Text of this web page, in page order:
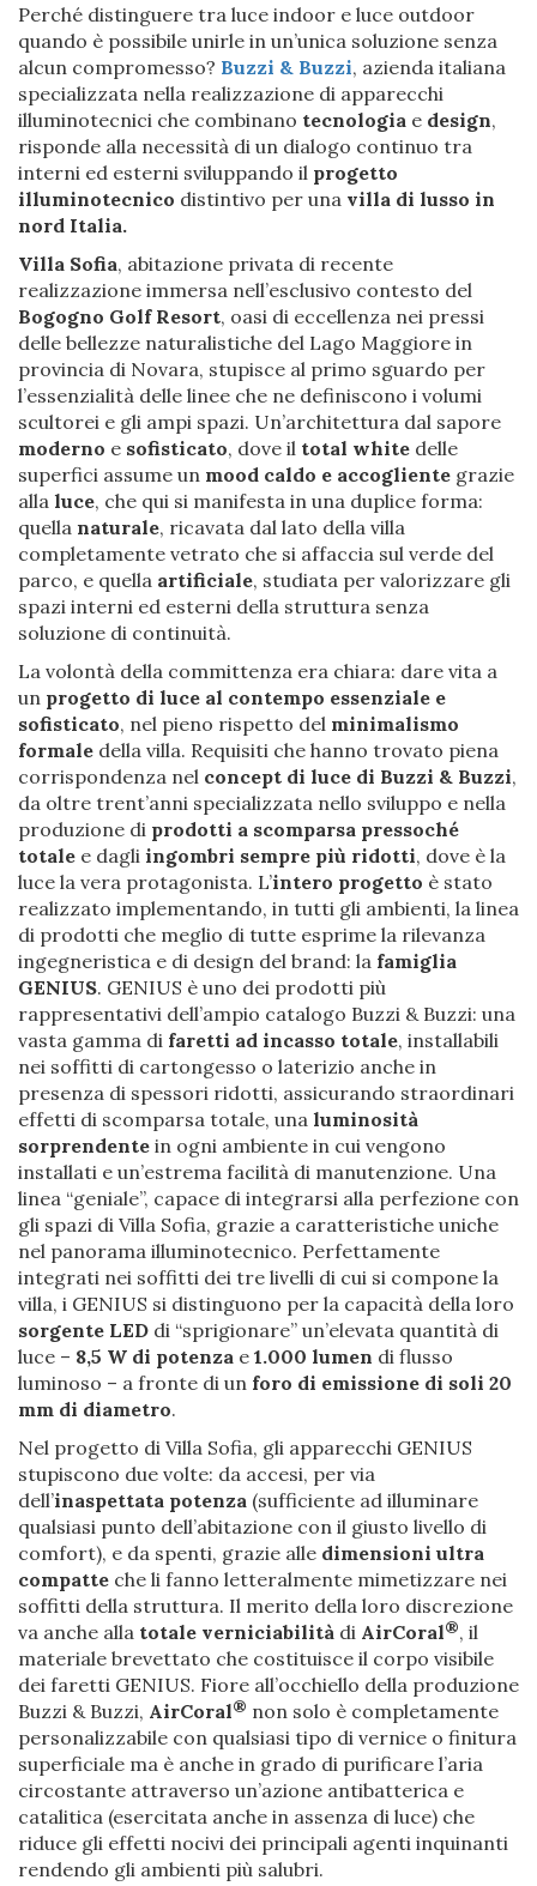
Perché distinguere tra luce indoor e luce outdoor
quando è possibile unirle in un’unica soluzione senza
alcun compromesso? Buzzi & Buzzi, azienda italiana
specializzata nella realizzazione di apparecchi
illuminotecnici che combinano tecnologia e design,
risponde alla necessità di un dialogo continuo tra
interni ed esterni sviluppando il progetto
illuminotecnico distintivo per una villa di lusso in
nord Italia.
Villa Sofia, abitazione privata di recente
realizzazione immersa nell’esclusivo contesto del
Bogogno Golf Resort, oasi di eccellenza nei pressi
delle bellezze naturalistiche del Lago Maggiore in
provincia di Novara, stupisce al primo sguardo per
l’essenzialità delle linee che ne definiscono i volumi
scultorei e gli ampi spazi. Un’architettura dal sapore
moderno e sofisticato, dove il total white delle
superfici assume un mood caldo e accogliente grazie
alla luce, che qui si manifesta in una duplice forma:
quella naturale, ricavata dal lato della villa
completamente vetrato che si affaccia sul verde del
parco, e quella artificiale, studiata per valorizzare gli
spazi interni ed esterni della struttura senza
soluzione di continuità.
La volontà della committenza era chiara: dare vita a
un progetto di luce al contempo essenziale e
sofisticato, nel pieno rispetto del minimalismo
formale della villa. Requisiti che hanno trovato piena
corrispondenza nel concept di luce di Buzzi & Buzzi,
da oltre trent’anni specializzata nello sviluppo e nella
produzione di prodotti a scomparsa pressoché
totale e dagli ingombri sempre più ridotti, dove è la
luce la vera protagonista. L’intero progetto è stato
realizzato implementando, in tutti gli ambienti, la linea
di prodotti che meglio di tutte esprime la rilevanza
ingegneristica e di design del brand: la famiglia
GENIUS. GENIUS è uno dei prodotti più
rappresentativi dell’ampio catalogo Buzzi & Buzzi: una
vasta gamma di faretti ad incasso totale, installabili
nei soffitti di cartongesso o laterizio anche in
presenza di spessori ridotti, assicurando straordinari
effetti di scomparsa totale, una luminosità
sorprendente in ogni ambiente in cui vengono
installati e un’estrema facilità di manutenzione. Una
linea “geniale”, capace di integrarsi alla perfezione con
gli spazi di Villa Sofia, grazie a caratteristiche uniche
nel panorama illuminotecnico. Perfettamente
integrati nei soffitti dei tre livelli di cui si compone la
villa, i GENIUS si distinguono per la capacità della loro
sorgente LED di “sprigionare” un’elevata quantità di
luce – 8,5 W di potenza e 1.000 lumen di flusso
luminoso – a fronte di un foro di emissione di soli 20
mm di diametro.
Nel progetto di Villa Sofia, gli apparecchi GENIUS
stupiscono due volte: da accesi, per via
dell’inaspettata potenza (sufficiente ad illuminare
qualsiasi punto dell’abitazione con il giusto livello di
comfort), e da spenti, grazie alle dimensioni ultra
compatte che li fanno letteralmente mimetizzare nei
soffitti della struttura. Il merito della loro discrezione
va anche alla totale verniciabilità di AirCoral®, il
materiale brevettato che costituisce il corpo visibile
dei faretti GENIUS. Fiore all’occhiello della produzione
Buzzi & Buzzi, AirCoral® non solo è completamente
personalizzabile con qualsiasi tipo di vernice o finitura
superficiale ma è anche in grado di purificare l’aria
circostante attraverso un’azione antibatterica e
catalitica (esercitata anche in assenza di luce) che
riduce gli effetti nocivi dei principali agenti inquinanti
rendendo gli ambienti più salubri.